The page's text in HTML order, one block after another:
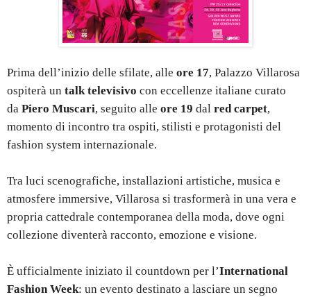
Prima dell’inizio delle sfilate, alle ore 17, Palazzo Villarosa
ospiterà un talk televisivo con eccellenze italiane curato
da Piero Muscari, seguito alle ore 19 dal red carpet,
momento di incontro tra ospiti, stilisti e protagonisti del
fashion system internazionale.
Tra luci scenografiche, installazioni artistiche, musica e
atmosfere immersive, Villarosa si trasformerà in una vera e
propria cattedrale contemporanea della moda, dove ogni
collezione diventerà racconto, emozione e visione.
È ufficialmente iniziato il countdown per l’International
Fashion Week: un evento destinato a lasciare un segno